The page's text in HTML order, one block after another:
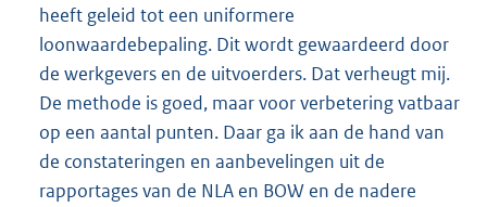
heeft geleid tot een uniformere
loonwaardebepaling. Dit wordt gewaardeerd door
de werkgevers en de uitvoerders. Dat verheugt mij.
De methode is goed, maar voor verbetering vatbaar
op een aantal punten. Daar ga ik aan de hand van
de constateringen en aanbevelingen uit de
rapportages van de NLA en BOW en de nadere